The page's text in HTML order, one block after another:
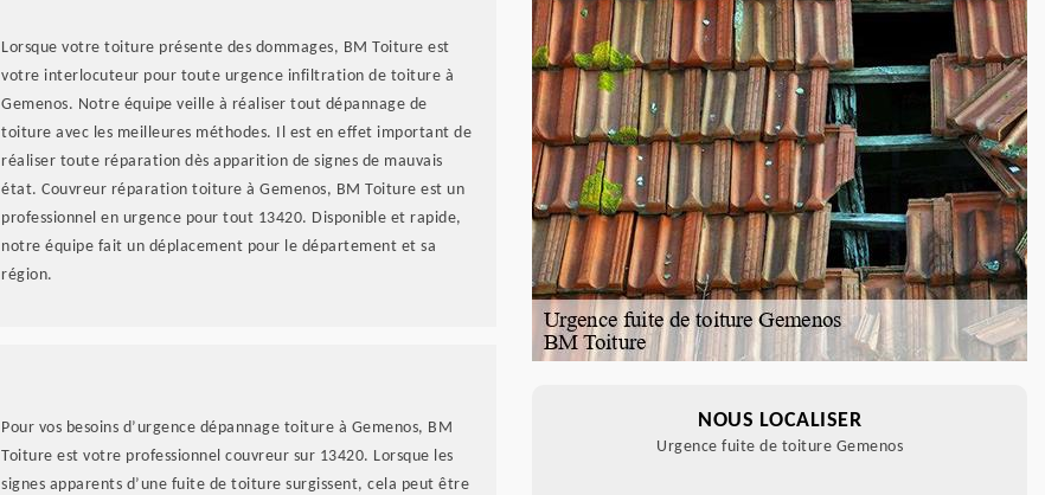
Lorsque votre toiture présente des dommages, BM Toiture est
votre interlocuteur pour toute urgence infiltration de toiture à
Gemenos. Notre équipe veille à réaliser tout dépannage de
toiture avec les meilleures méthodes. Il est en effet important de
réaliser toute réparation dès apparition de signes de mauvais
état. Couvreur réparation toiture à Gemenos, BM Toiture est un
professionnel en urgence pour tout 13420. Disponible et rapide,
notre équipe fait un déplacement pour le département et sa
région.
Pour vos besoins d’urgence dépannage toiture à Gemenos, BM
Toiture est votre professionnel couvreur sur 13420. Lorsque les
signes apparents d’une fuite de toiture surgissent, cela peut être
NOUS LOCALISER
Urgence fuite de toiture Gemenos